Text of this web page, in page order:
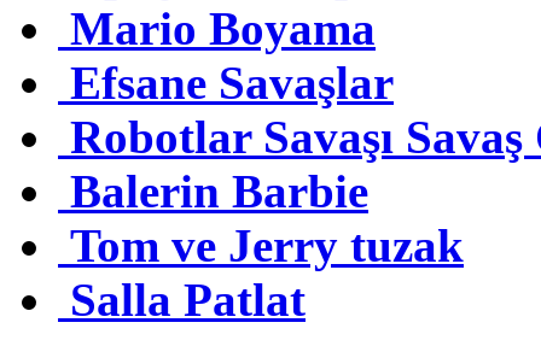
Mario Boyama
Efsane Savaşlar
Robotlar Savaşı
Balerin Barbie
Tom ve Jerry tuzak
Salla Patlat